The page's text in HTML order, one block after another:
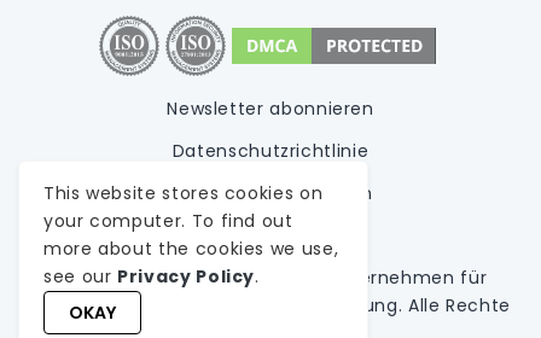
Newsletter abonnieren
Datenschutzrichtlinie
Nutzungsbedingungen
Sitemap
© 1999-2026 WeblineIndia,
Unternehmen für
kundenspezifische Softwareentwicklung. Alle Rechte
This website stores cookies on
your computer. To find out
more about the cookies we use,
see our Privacy Policy.
OKAY